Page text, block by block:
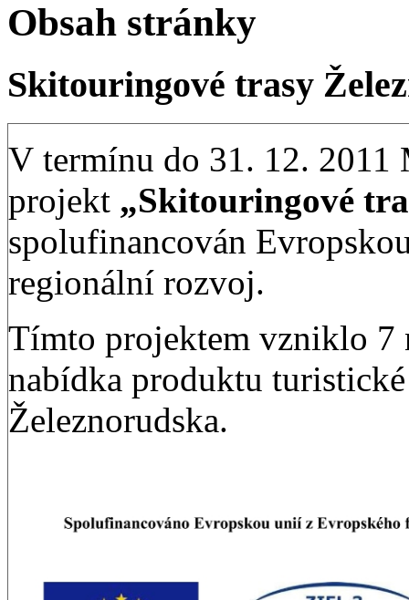
Obsah stránky
Skitouringové trasy
V termínu do 31. 12. 2011
projekt „Skitouringové
spolufinancován
regionální rozvoj.
Tímto projektem vzniklo 7
nabídka produktu
Železnorudska.